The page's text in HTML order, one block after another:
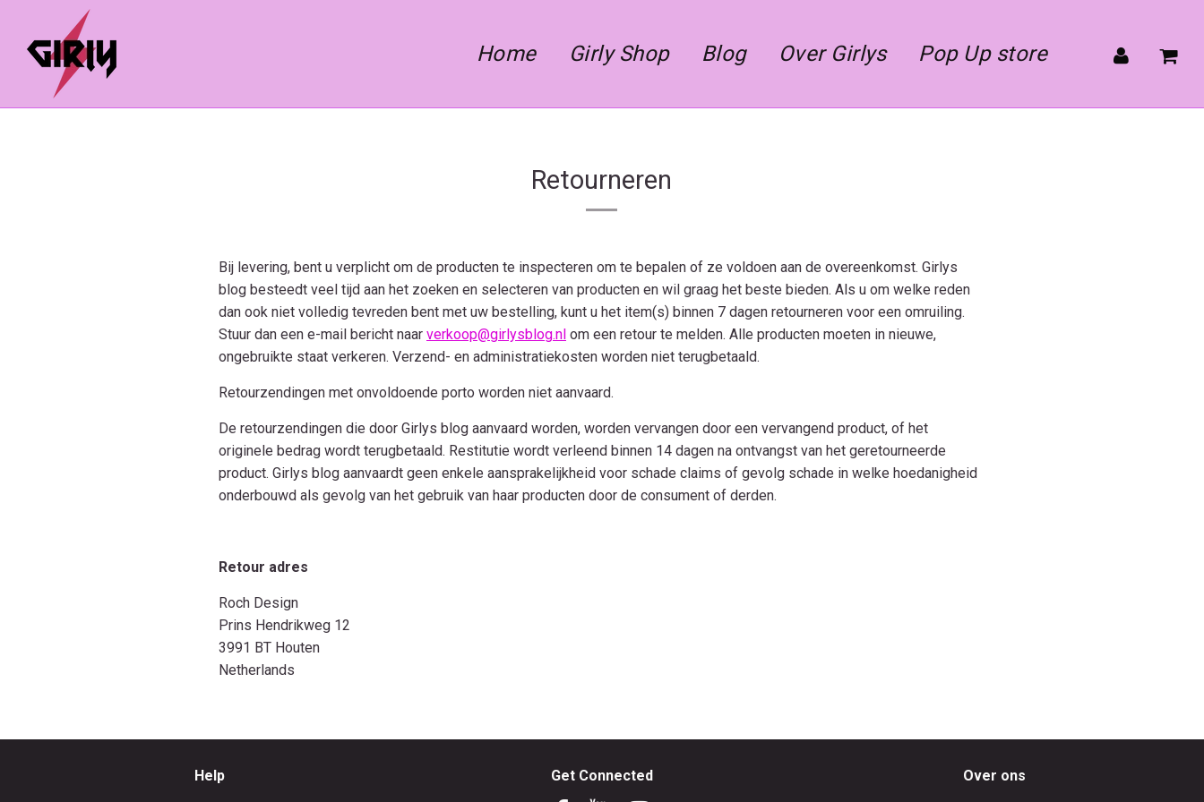
Home Girly Shop Blog Over Girlys Pop Up store
Retourneren
Bij levering, bent u verplicht om de producten te inspecteren om te bepalen of ze voldoen aan de overeenkomst. Girlys
blog besteedt veel tijd aan het zoeken en selecteren van producten en wil graag het beste bieden. Als u om welke reden
dan ook niet volledig tevreden bent met uw bestelling, kunt u het item(s) binnen 7 dagen retourneren voor een omruiling.
Stuur dan een e-mail bericht naar verkoop@girlysblog.nlom een retour te melden. Alle producten moeten in nieuwe,
ongebruikte staat verkeren. Verzend- en administratiekosten worden niet terugbetaald.
Retourzendingen met onvoldoende porto worden niet aanvaard.
De retourzendingen die door Girlys blog aanvaard worden, worden vervangen door een vervangend product, of het
originele bedrag wordt terugbetaald. Restitutie wordt verleend binnen 14 dagen na ontvangst van het geretourneerde
product. Girlys blog aanvaardt geen enkele aansprakelijkheid voor schade claims of gevolg schade in welke hoedanigheid
onderbouwd als gevolg van het gebruik van haar producten door de consument of derden.
Retour adres
Roch Design
Prins Hendrikweg 12
3991 BT Houten
Netherlands
Help Get Connected Over ons